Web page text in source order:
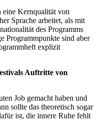
eine Kernqualität von
Sprache arbeitet, als mit
des Programms
Programmpunkte sind aber
explizit
Auftritte von
Job gemacht haben und
sollte das theoretisch sogar
ist, die innere Ruhe fehlt